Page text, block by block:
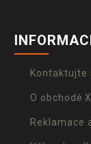
Kontaktujte
O obchodě
Reklamace